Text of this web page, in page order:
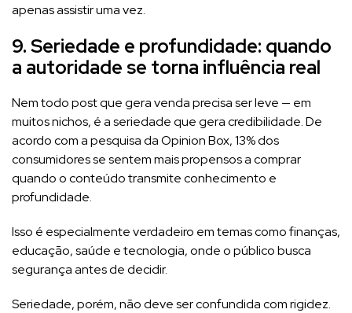
apenas assistir uma vez.
9. Seriedade e profundidade: quando
a autoridade se torna influência real
Nem todo post que gera venda precisa ser leve — em
muitos nichos, é a seriedade que gera credibilidade. De
acordo com a pesquisa da Opinion Box, 13% dos
consumidores se sentem mais propensos a comprar
quando o conteúdo transmite conhecimento e
profundidade.
Isso é especialmente verdadeiro em temas como finanças,
educação, saúde e tecnologia, onde o público busca
segurança antes de decidir.
Seriedade, porém, não deve ser confundida com rigidez.